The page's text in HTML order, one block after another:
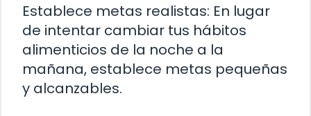
Establece metas realistas: En lugar
de intentar cambiar tus hábitos
alimenticios de la noche a la
mañana, establece metas pequeñas
y alcanzables.